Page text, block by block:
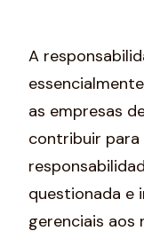
A
as empresas
contribuir para
questionada e
gerenciais aos